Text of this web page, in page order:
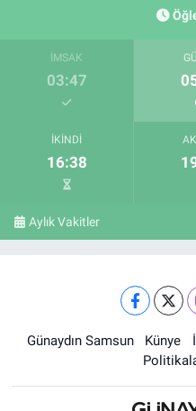
İMSAK
03:47
İKINDI
16:38
Aylık Vakitler
Günaydın Samsun Künye